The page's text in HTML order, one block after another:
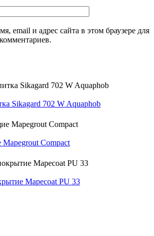
email и адрес сайта в этом браузере для
Sikagard 702 W Aquaphob
Compact
Mapecoat PU 33